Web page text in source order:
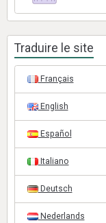
Traduire le site
Français
English
Español
Italiano
Deutsch
Nederlands